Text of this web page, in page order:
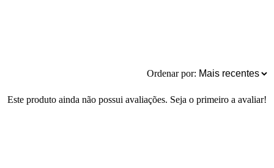
Ordenar por:
Este produto ainda não possui avaliações. Seja o primeiro a avaliar!